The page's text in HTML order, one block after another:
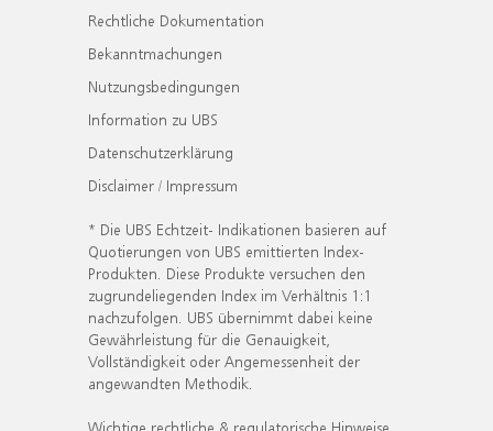
Rechtliche Dokumentation
Bekanntmachungen
Nutzungsbedingungen
Information zu UBS
Datenschutzerklärung
Disclaimer / Impressum
* Die UBS Echtzeit- Indikationen basieren auf
Quotierungen von UBS emittierten Index-
Produkten. Diese Produkte versuchen den
zugrundeliegenden Index im Verhältnis 1:1
nachzufolgen. UBS übernimmt dabei keine
Gewährleistung für die Genauigkeit,
Vollständigkeit oder Angemessenheit der
angewandten Methodik.